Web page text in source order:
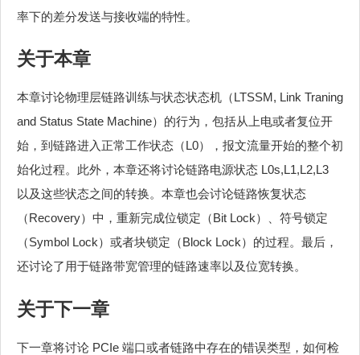
率下的差分发送与接收端的特性。
关于本章
本章讨论物理层链路训练与状态状态机（LTSSM, Link Traning
and Status State Machine）的行为，包括从上电或者复位开
始，到链路进入正常工作状态（L0），报文流量开始的整个初
始化过程。此外，本章还将讨论链路电源状态 L0s,L1,L2,L3
以及这些状态之间的转换。本章也会讨论链路恢复状态
（Recovery）中，重新完成位锁定（Bit Lock）、符号锁定
（Symbol Lock）或者块锁定（Block Lock）的过程。最后，
还讨论了用于链路带宽管理的链路速率以及位宽转换。
关于下一章
下一章将讨论 PCIe 端口或者链路中存在的错误类型，如何检